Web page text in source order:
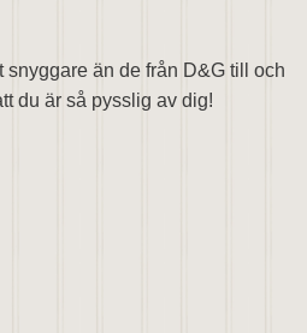
snyggare än de från D&G till och
du är så pysslig av dig!